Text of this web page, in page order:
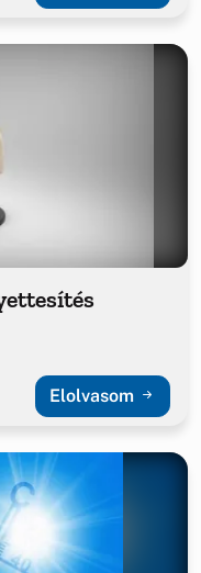
Elolvasom